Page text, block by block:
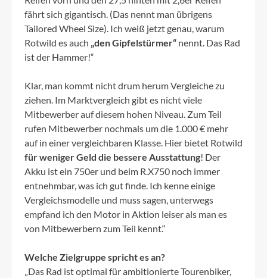
fährt sich gigantisch. (Das nennt man übrigens
Tailored Wheel Size). Ich weiß jetzt genau, warum
Rotwild es auch „den Gipfelstürmer“ nennt. Das Rad
ist der Hammer!“
Klar, man kommt nicht drum herum Vergleiche zu
ziehen. Im Marktvergleich gibt es nicht viele
Mitbewerber auf diesem hohen Niveau. Zum Teil
rufen Mitbewerber nochmals um die 1.000 € mehr
auf in einer vergleichbaren Klasse. Hier bietet Rotwild
für weniger Geld die bessere Ausstattung! Der
Akku ist ein 750er und beim R.X750 noch immer
entnehmbar, was ich gut finde. Ich kenne einige
Vergleichsmodelle und muss sagen, unterwegs
empfand ich den Motor in Aktion leiser als man es
von Mitbewerbern zum Teil kennt.“
Welche Zielgruppe spricht es an?
„Das Rad ist optimal für ambitionierte Tourenbiker,